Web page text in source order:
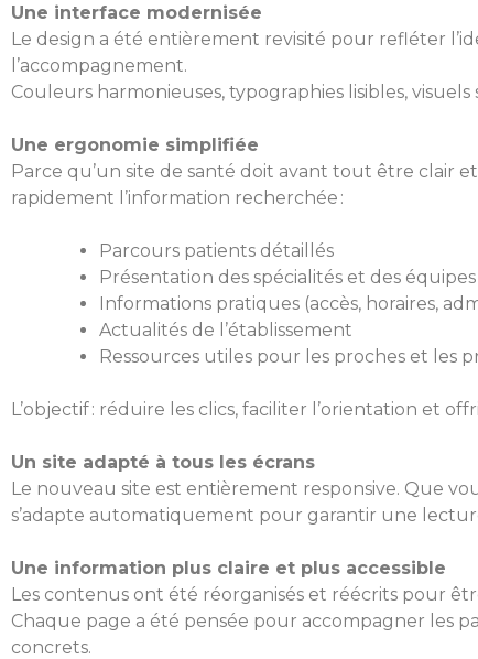
Une interface modernisée
Le design a été entièrement revisité pour refléter
l’accompagnement.
Couleurs harmonieuses, typographies lisibles,
Une ergonomie simplifiée
Parce qu’un site de santé doit avant tout être
rapidement l’information recherchée :
Parcours patients détaillés
Présentation des spécialités et des équipes
Informations pratiques (accès, horaires,
Actualités de l’établissement
Ressources utiles pour les proches et les
L’objectif : réduire les clics, faciliter l’orientation et
Un site adapté à tous les écrans
Le nouveau site est entièrement responsive. Que
s’adapte automatiquement pour garantir une
Une information plus claire et plus accessible
Les contenus ont été réorganisés et réécrits pour
Chaque page a été pensée pour accompagner les
concrets.